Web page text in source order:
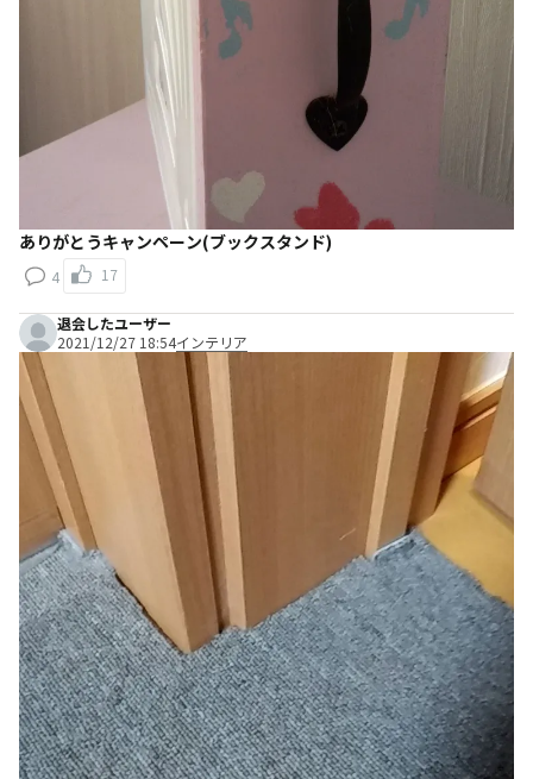
ありがとうキャンペーン(ブックスタンド)
4 17
退会したユーザー
2021/12/27 18:54インテリア